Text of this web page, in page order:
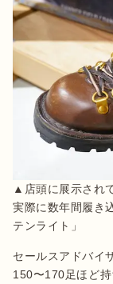
▲店頭に展示され
実際に数年間履き
テンライト」
セールスアドバイ
150〜170足ほど